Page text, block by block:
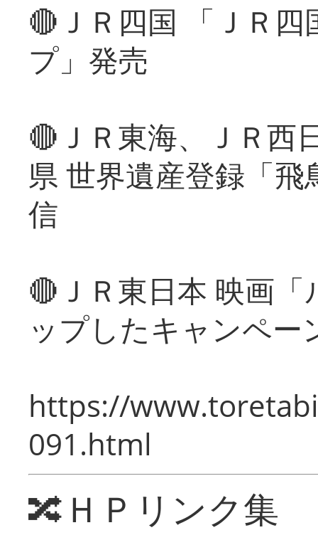
🔴ＪＲ四国 「ＪＲ
プ」発売
🔴ＪＲ東海、ＪＲ西
県 世界遺産登録「
信
🔴ＪＲ東日本 映画
ップしたキャンペー
https://
091.html
🔀ＨＰリンク集